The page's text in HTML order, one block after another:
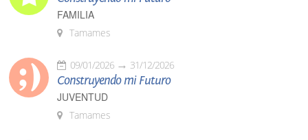
FAMILIA
Tamames
09/01/2026 31/12/2026
Construyendo mi Futuro
JUVENTUD
Tamames